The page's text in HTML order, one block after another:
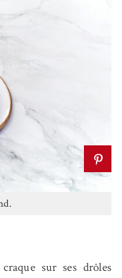
sur ses drôles